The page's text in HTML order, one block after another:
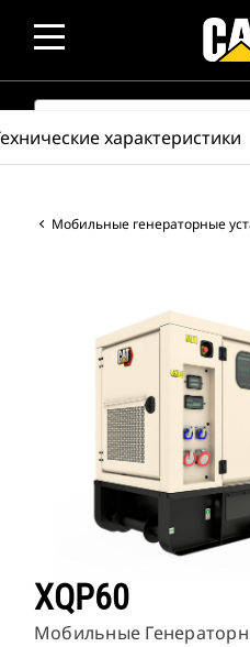
SEARCH
Мобильные генераторные
XQP60
Мобильные
характеристики